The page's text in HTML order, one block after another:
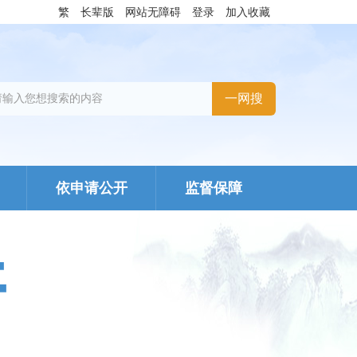
繁 长辈版 网站无障碍 登录 加入收藏
依申请公开 监督保障